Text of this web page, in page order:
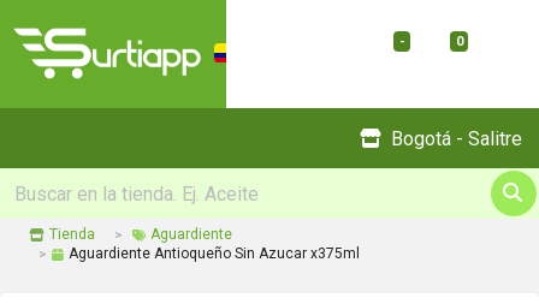
- 0
Bogotá - Salitre
Tienda
Aguardiente
Aguardiente Antioqueño Sin Azucar x375ml